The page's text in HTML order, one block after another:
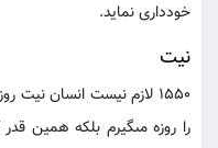
خوددارى نمايد.
نيت
1550 لازم نيست انسان نيت
را روزه مى‏گيرم بلكه همين قدر